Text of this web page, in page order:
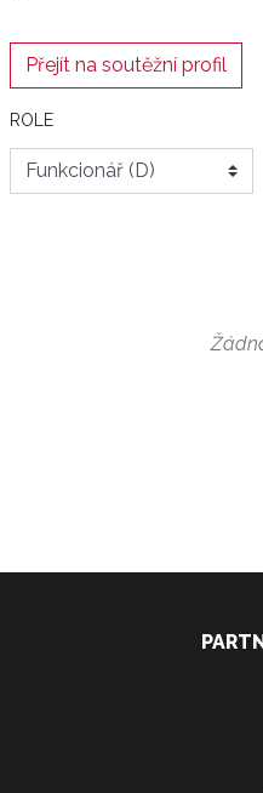
Přejít na soutěžní profil
ROLE